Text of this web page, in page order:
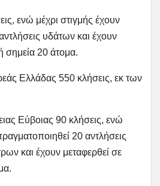
ενώ μέχρι στιγμής έχουν
υδάτων και έχουν
σημεία 20 άτομα.
Ελλάδας 550 κλήσεις, εκ των
Εύβοιας 90 κλήσεις, ενώ
20 αντλήσεις
και έχουν μεταφερθεί σε